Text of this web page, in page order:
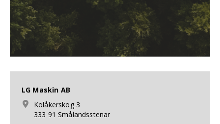
LG Maskin AB
Kolåkerskog 3
333 91 Smålandsstenar